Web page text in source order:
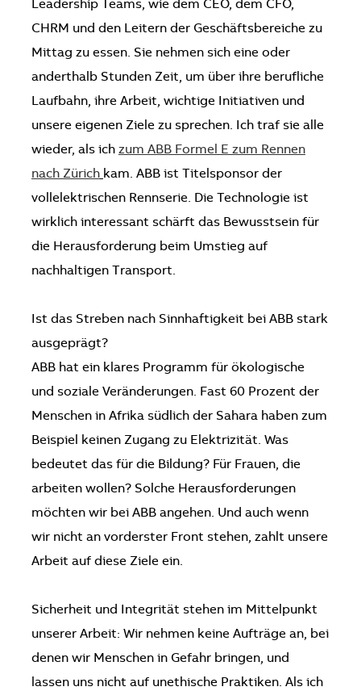
Leadership Teams, wie dem CEO, dem CFO,
CHRM und den Leitern der Geschäftsbereiche zu
Mittag zu essen. Sie nehmen sich eine oder
anderthalb Stunden Zeit, um über ihre berufliche
Laufbahn, ihre Arbeit, wichtige Initiativen und
unsere eigenen Ziele zu sprechen. Ich traf sie alle
wieder, als ich zum ABB Formel E zum Rennen
nach Zürich kam. ABB ist Titelsponsor der
vollelektrischen Rennserie. Die Technologie ist
wirklich interessant schärft das Bewusstsein für
die Herausforderung beim Umstieg auf
nachhaltigen Transport.
Ist das Streben nach Sinnhaftigkeit bei ABB stark
ausgeprägt?
ABB hat ein klares Programm für ökologische
und soziale Veränderungen. Fast 60 Prozent der
Menschen in Afrika südlich der Sahara haben zum
Beispiel keinen Zugang zu Elektrizität. Was
bedeutet das für die Bildung? Für Frauen, die
arbeiten wollen? Solche Herausforderungen
möchten wir bei ABB angehen. Und auch wenn
wir nicht an vorderster Front stehen, zahlt unsere
Arbeit auf diese Ziele ein.
Sicherheit und Integrität stehen im Mittelpunkt
unserer Arbeit: Wir nehmen keine Aufträge an, bei
denen wir Menschen in Gefahr bringen, und
lassen uns nicht auf unethische Praktiken. Als ich